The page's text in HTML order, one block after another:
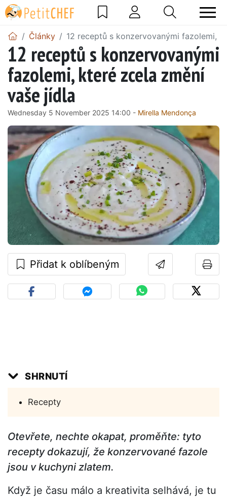
Články 12 receptů s konzervovanými fazolemi,
12 receptů s konzervovanými
fazolemi, které zcela změní
vaše jídla
Wednesday 5 November 2025 14:00 - Mirella Mendonça
Přidat k oblíbeným
SHRNUTÍ
Recepty
Otevřete, nechte okapat, proměňte: tyto
recepty dokazují, že konzervované fazole
jsou v kuchyni zlatem.
Když je času málo a kreativita selhává, je tu